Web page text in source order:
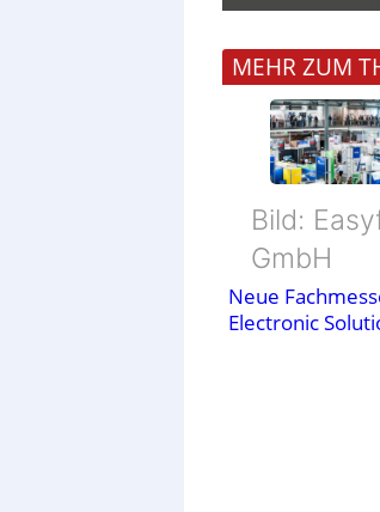
MEHR ZUM
Bild:
GmbH
Neue
Electronic